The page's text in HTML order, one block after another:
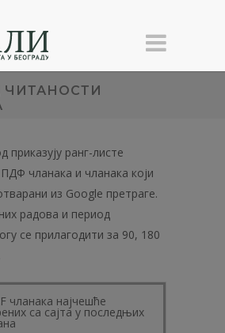
ЧИТАНОСТИ
ранг-листе
ПДФ чланака и чланака који
из Google претраге.
радова и период
се прилагодити за 90, 180
чланака најчешће
са сајта у последњих